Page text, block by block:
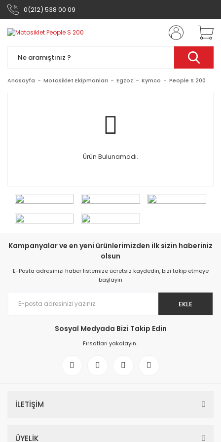
0(212) 538 00 09
Anasayfa Motosiklet Ekipmanları Egzoz Kymco People S 200
Ürün Bulunamadı.
Kampanyalar ve en yeni ürünlerimizden ilk sizin haberiniz
olsun
E-Posta adresinizi haber listemize ücretsiz kaydedin, bizi takip etmeye
başlayın
EKLE
Sosyal Medyada Bizi Takip Edin
Fırsatları yakalayın..
İLETİŞİM
ÜYELİK